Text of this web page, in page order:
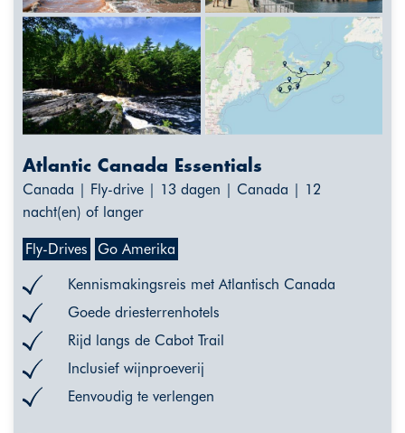
Atlantic Canada Essentials
Canada | Fly-drive | 13 dagen | Canada | 12
nacht(en) of langer
Fly-Drives Go Amerika
Kennismakingsreis met Atlantisch Canada
Goede driesterrenhotels
Rijd langs de Cabot Trail
Inclusief wijnproeverij
Eenvoudig te verlengen